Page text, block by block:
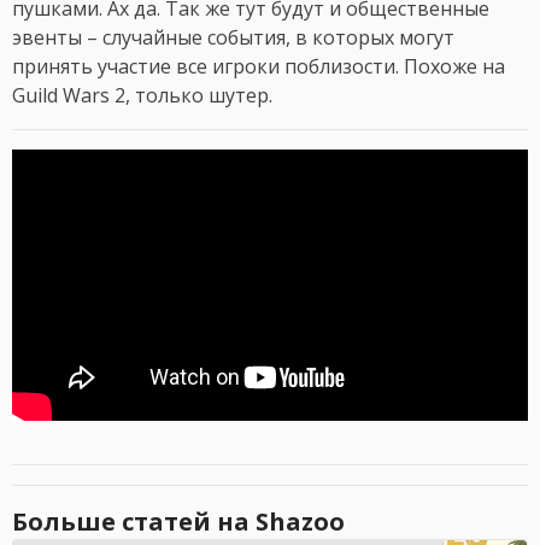
пушками. Ах да. Так же тут будут и общественные
эвенты – случайные события, в которых могут
принять участие все игроки поблизости. Похоже на
Guild Wars 2, только шутер.
Больше статей на Shazoo